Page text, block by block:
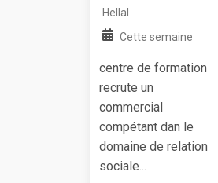
Hellal
Cette semaine
centre de formation
recrute un
commercial
compétant dan le
domaine de relation
sociale...